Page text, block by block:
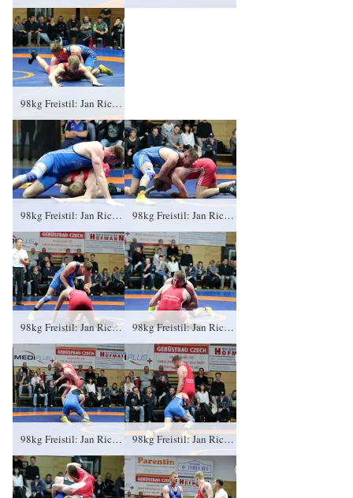
98kg Freistil: Jan Richtsteig, KFC Leipzig gegen Sebastian Wendel (blaues Trikot), RSV Rotation Greiz 0:3/PS/0:8/06:00
98kg Freistil: Jan Richtsteig, KFC Leipzig gegen Sebastian Wendel (blaues Trikot), RSV Rotation Greiz 0:3/PS/0:8/06:00 98kg Freistil: Jan Richtsteig, KFC Leipzig gegen Sebastian Wendel (blaues Trikot), RSV Rotation Greiz 0:3/PS/0:8/06:00
98kg Freistil: Jan Richtsteig, KFC Leipzig gegen Sebastian Wendel (blaues Trikot), RSV Rotation Greiz 0:3/PS/0:8/06:00 98kg Freistil: Jan Richtsteig, KFC Leipzig gegen Sebastian Wendel (blaues Trikot), RSV Rotation Greiz 0:3/PS/0:8/06:00
98kg Freistil: Jan Richtsteig, KFC Leipzig gegen Sebastian Wendel (blaues Trikot), RSV Rotation Greiz 0:3/PS/0:8/06:00 98kg Freistil: Jan Richtsteig, KFC Leipzig gegen Sebastian Wendel (blaues Trikot), RSV Rotation Greiz 0:3/PS/0:8/06:00